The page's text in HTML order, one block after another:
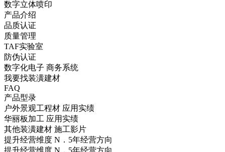
数字立体喷印
产品介绍
品质认证
质量管理
TAF实验室
防伪认证
数字化电子 商务系统
我要找装潢建材
FAQ
产品型录
户外景观工程材 应用实绩
华丽板加工 应用实绩
其他装潢建材 施工影片
提升经营维度 N．5年经营方向
提升经营维度 N．5年经营方向